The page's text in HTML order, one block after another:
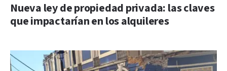
Nueva ley de propiedad privada: las claves
que impactarían en los alquileres